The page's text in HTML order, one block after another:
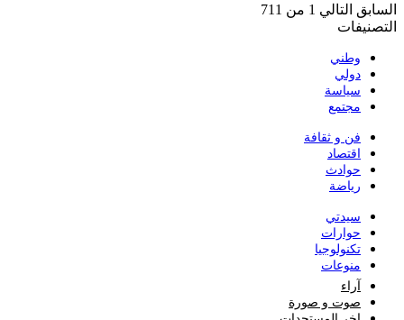
السابق التالي 1 من 711
التصنيفات
وطني
دولي
سياسة
مجتمع
فن و ثقافة
اقتصاد
حوادث
رياضة
سيدتي
حوارات
تكنولوجيا
منوعات
آراء
صوت و صورة